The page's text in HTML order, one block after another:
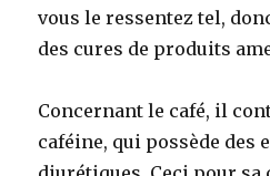
vous le ressentez tel,
des cures de produits
Concernant le café, il
caféine, qui possède des